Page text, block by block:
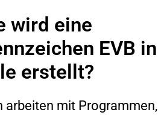
wird eine
EVB in
erstellt?
arbeiten mit Programmen,